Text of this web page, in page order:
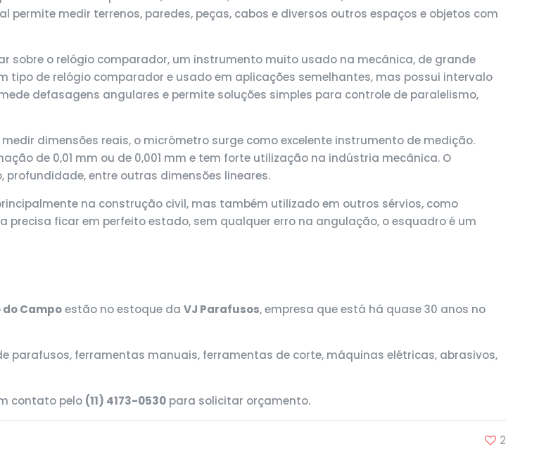
medir terrenos, paredes, peças, cabos e diversos outros espaços e objetos com
sobre o relógio comparador, um instrumento muito usado na mecânica, de grande
tipo de relógio comparador e usado em aplicações semelhantes, mas possui intervalo
defasagens angulares e permite soluções simples para controle de paralelismo,
dimensões reais, o micrômetro surge como excelente instrumento de medição.
de 0,01 mm ou de 0,001 mm e tem forte utilização na indústria mecânica. O
entre outras dimensões lineares.
na construção civil, mas também utilizado em outros sérvios, como
precisa ficar em perfeito estado, sem qualquer erro na angulação, o esquadro é um
Campoestão no estoque daVJ Parafusos, empresa que está há quase 30 anos no
parafusos, ferramentas manuais, ferramentas de corte, máquinas elétricas, abrasivos,
contato pelo (11) 4173-0530 para solicitar orçamento.
2